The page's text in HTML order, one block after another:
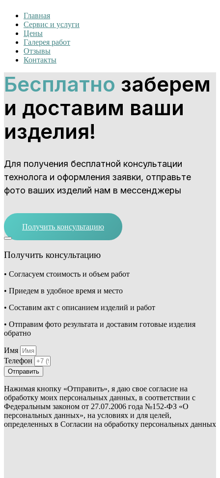
Главная
Сервис и услуги
Цены
Галерея работ
Отзывы
Контакты
Бесплатно заберем
и доставим ваши
изделия!
Для получения бесплатной консультации
технолога и оформления заявки, отправьте
фото ваших изделий нам в мессенджеры
Получить консультацию
Получить консультацию
• Согласуем стоимость и объем работ
• Приедем в удобное время и место
• Составим акт с описанием изделий и работ
• Отправим фото результата и доставим готовые изделия
обратно
Имя
Телефон
Отправить
Нажимая кнопку «Отправить», я даю свое согласие на
обработку моих персональных данных, в соответствии с
Федеральным законом от 27.07.2006 года №152-ФЗ «О
персональных данных», на условиях и для целей,
определенных в Согласии на обработку персональных данных